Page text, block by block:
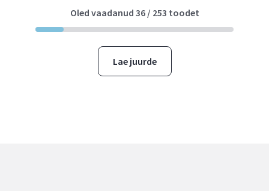
Oled vaadanud 36/ 253 toodet
Lae juurde